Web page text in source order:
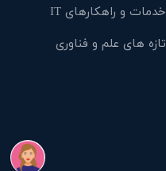
خدمات و راهکارهای IT
تازه های علم و فناوری